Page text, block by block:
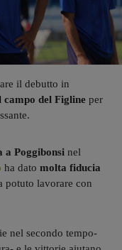
il debutto in
campo del Figline per
a Poggibonsi nel
ha dato molta fiducia
potuto lavorare con
nel secondo tempo-